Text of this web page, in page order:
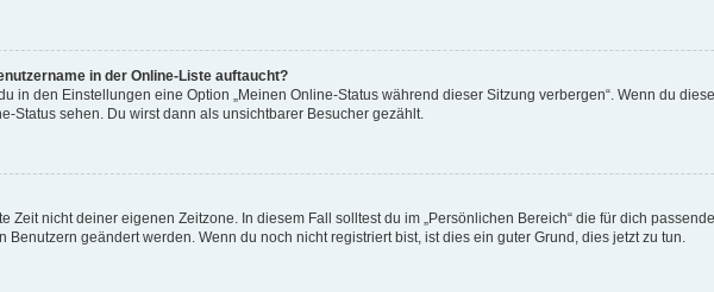
in der Online-Liste auftaucht?
in den Einstellungen eine Option „Meinen Online-Status während dieser Sitzung verbergen“. Wenn du
Status sehen. Du wirst dann als unsichtbarer Besucher gezählt.
Zeit nicht deiner eigenen Zeitzone. In diesem Fall solltest du im „Persönlichen Bereich“ die für dich
geändert werden. Wenn du noch nicht registriert bist, ist dies ein guter Grund, dies jetzt zu tun.